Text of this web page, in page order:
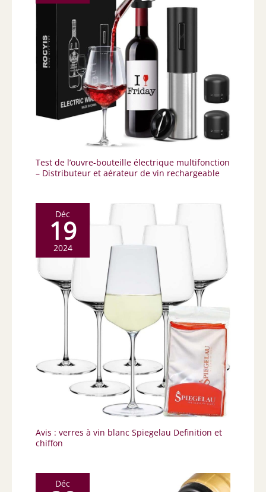
Test de l’ouvre-bouteille électrique multifonction
– Distributeur et aérateur de vin rechargeable
Déc
19
2024
Avis : verres à vin blanc Spiegelau Definition et
chiffon
Déc